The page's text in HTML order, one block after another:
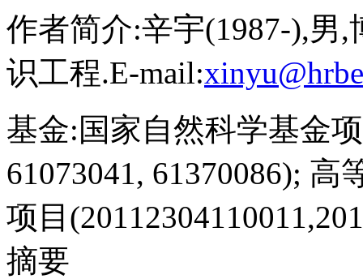
作者简介:辛宇(1987-),男
识工程.E-mail:
基金:国家自然科学基金
61073041, 61370086); 高
项目
摘要